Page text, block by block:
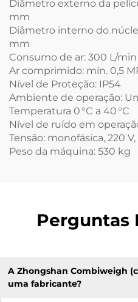
Diâmetro externo da
mm
Diâmetro interno do
mm
Consumo de ar: 300 L/min
Ar comprimido: mín. 0,5
Nível de Proteção: IP54
Ambiente de operação:
Temperatura 0 °C a 40 °C
Nível de ruído em
Tensão: monofásica, 220
Peso da máquina: 530 kg
Perguntas
A Zhongshan Combiweigh
uma fabricante?